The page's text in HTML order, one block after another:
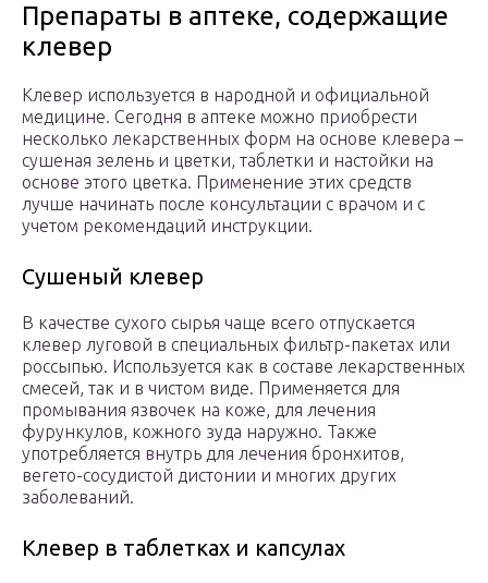
Препараты в аптеке, содержащие
клевер
Клевер используется в народной и официальной
медицине. Сегодня в аптеке можно приобрести
несколько лекарственных форм на основе клевера –
сушеная зелень и цветки, таблетки и настойки на
основе этого цветка. Применение этих средств
лучше начинать после консультации с врачом и с
учетом рекомендаций инструкции.
Сушеный клевер
В качестве сухого сырья чаще всего отпускается
клевер луговой в специальных фильтр-пакетах или
россыпью. Используется как в составе лекарственных
смесей, так и в чистом виде. Применяется для
промывания язвочек на коже, для лечения
фурункулов, кожного зуда наружно. Также
употребляется внутрь для лечения бронхитов,
вегето-сосудистой дистонии и многих других
заболеваний.
Клевер в таблетках и капсулах